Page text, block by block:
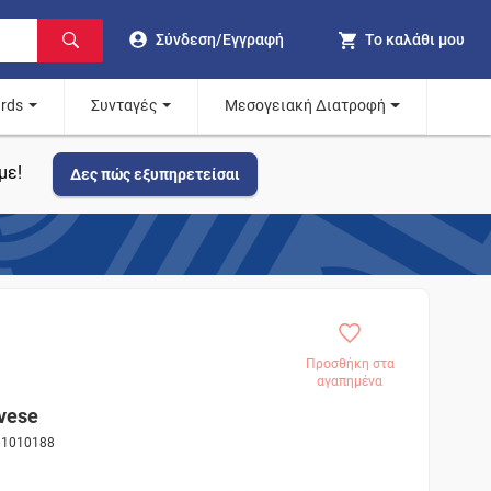
Σύνδεση/Εγγραφή Το καλάθι μου
Συνταγές Μεσογειακή Διατροφή
Δες πώς εξυπηρετείσαι
Προσθήκη στα
αγαπημένα